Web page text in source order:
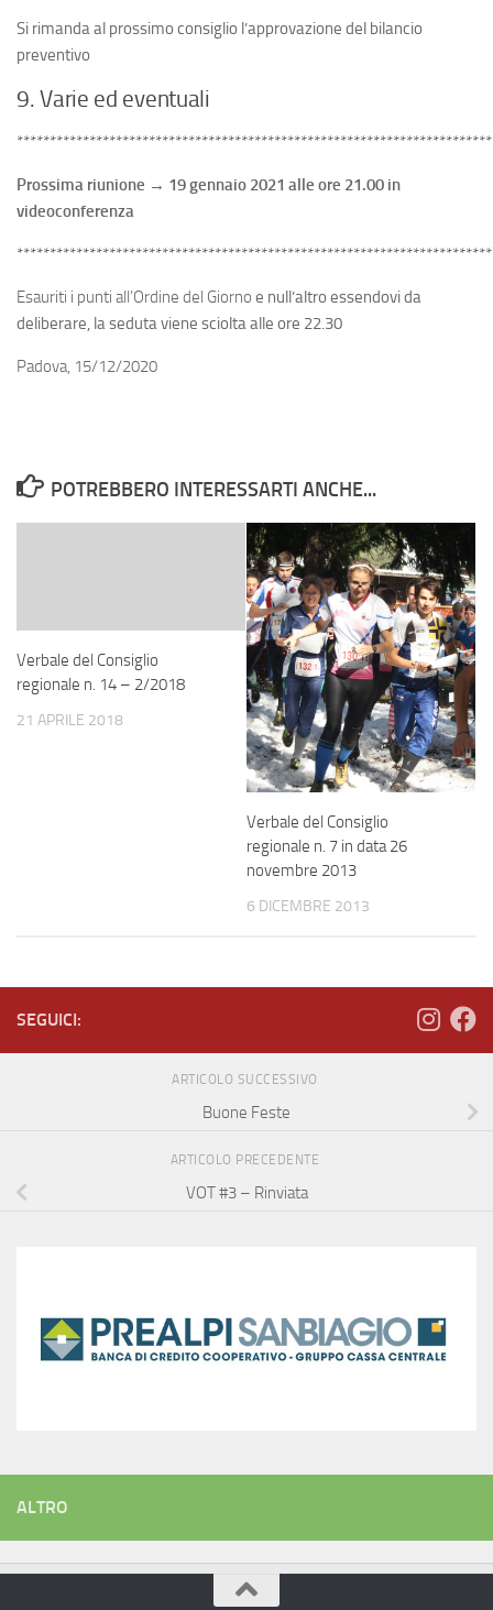
Si rimanda al prossimo consiglio l’approvazione del bilancio
preventivo
9. Varie ed eventuali
************************************************************************
Prossima riunione → 19 gennaio 2021 alle ore 21.00 in
videoconferenza
************************************************************************
Esauriti i punti all’Ordine del Giorno e null’altro essendovi da
deliberare, la seduta viene sciolta alle ore 22.30
Padova, 15/12/2020
POTREBBERO INTERESSARTI ANCHE...
Verbale del Consiglio
regionale n. 14 – 2/2018
21 APRILE 2018
Verbale del Consiglio
regionale n. 7 in data 26
novembre 2013
6 DICEMBRE 2013
SEGUICI:
ARTICOLO SUCCESSIVO
Buone Feste
ARTICOLO PRECEDENTE
VOT #3 – Rinviata
ALTRO